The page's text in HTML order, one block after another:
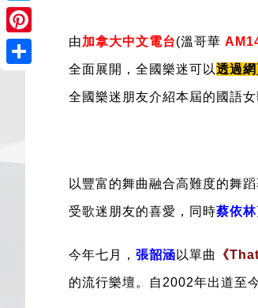
Twitter
Pinterest 由加拿大中文電台(溫哥華
全面展開，全國樂迷可以透過
全國樂迷朋友介紹本屆的國語女
以豐富的舞曲融合高難度的舞
受歌迷朋友的喜愛， 同時蔡依林
今年七月， 張韶涵 以單曲 《
的流行樂壇。 自2002年出道至